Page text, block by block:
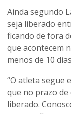
Ainda segundo
seja liberado
ficando de fora
que acontecem
menos de 10
“O atleta segue
que no prazo de
liberado.